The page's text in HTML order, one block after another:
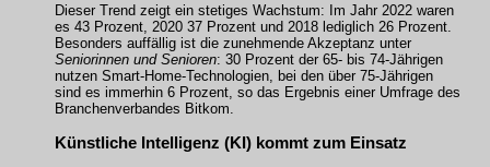
Dieser Trend zeigt ein stetiges Wachstum: Im Jahr 2022 waren
es 43 Prozent, 2020 37 Prozent und 2018 lediglich 26 Prozent.
Besonders auffällig ist die zunehmende Akzeptanz unter
Seniorinnen und Senioren: 30 Prozent der 65- bis 74-Jährigen
nutzen Smart-Home-Technologien, bei den über 75-Jährigen
sind es immerhin 6 Prozent, so das Ergebnis einer Umfrage des
Branchenverbandes Bitkom.
Künstliche Intelligenz (KI) kommt zum Einsatz